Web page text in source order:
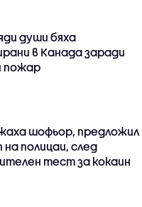
души бяха
в Канада заради
пожар
шофьор, предложил
на полицаи, след
тест за кокаин